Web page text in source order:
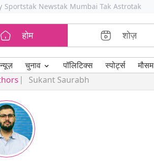
Sportstak Newstak Mumbai Tak Astrotak
होम शोज़
न्यूज़ चुनाव ⌄ पॉलिटिक्स स्पोर्ट्स मौसम
Sukant Saurabh